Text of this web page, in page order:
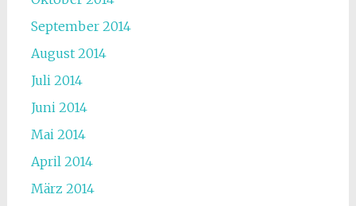
September 2014
August 2014
Juli 2014
Juni 2014
Mai 2014
April 2014
März 2014